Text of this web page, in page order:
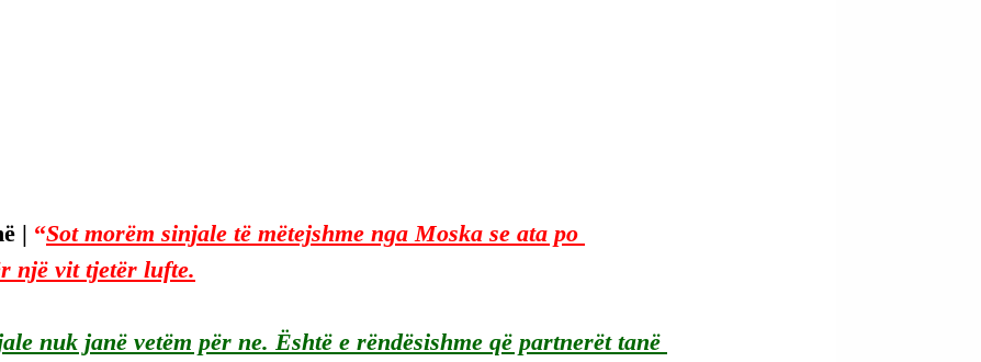
| “Sot morëm sinjale të mëtejshme nga Moska se ata po
një vit tjetër lufte.
nuk janë vetëm për ne. Është e rëndësishme që partnerët tanë